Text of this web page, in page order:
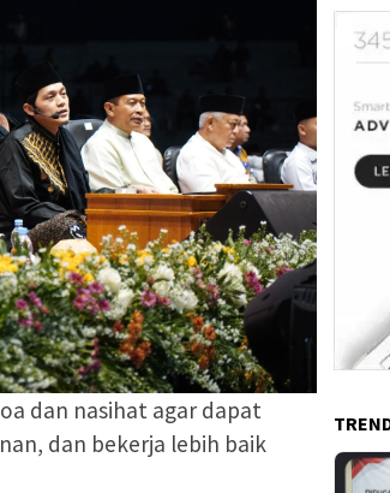
dan nasihat agar dapat
dan bekerja lebih baik